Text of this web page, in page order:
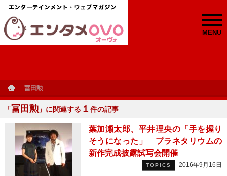
MENU
冨田勲
「冨田勲 」に関連する １ 件の記事
葉加瀬太郎、平井理央の「手を握り
そうになった」 プラネタリウムの
新作完成披露試写会開催
TOPICS 2016年9月16日